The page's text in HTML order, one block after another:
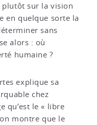
plutôt sur la vision
en quelque sorte la
sans
alors : où
humaine ?
explique sa
chez
qu’est le « libre
montre que le